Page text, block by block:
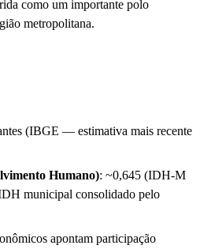
como um importante polo
metropolitana.
(IBGE — estimativa mais recente
Humano): ~0,645 (IDH-M
municipal consolidado pelo
apontam participação